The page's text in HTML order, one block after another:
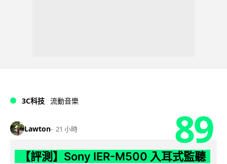
3C科技 流動音樂
Lawton 21 小時 89
【評測】Sony IER-M500 入耳式監聽